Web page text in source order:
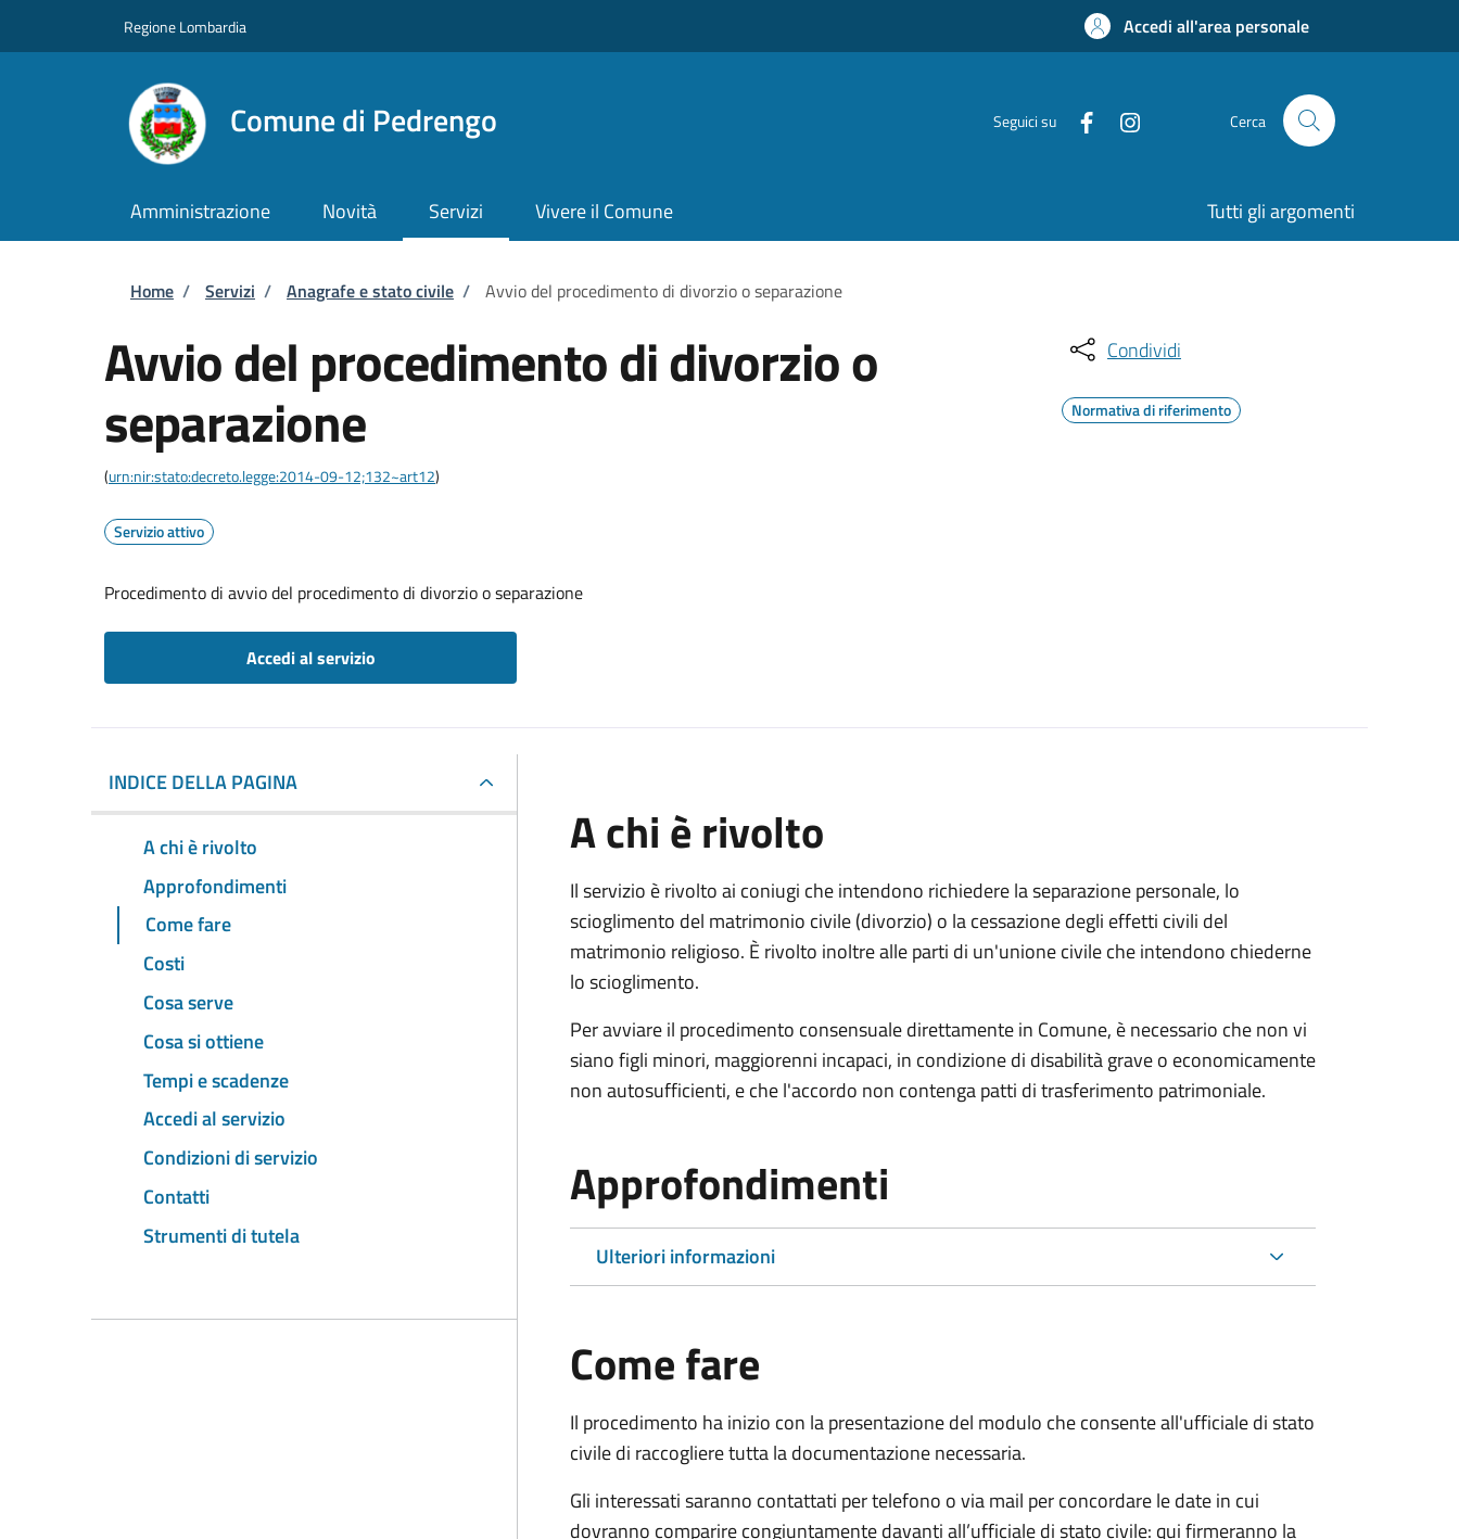
Regione Lombardia Accedi all'area personale
Comune di Pedrengo Seguici su Cerca
Amministrazione Novità Servizi Vivere il Comune Tutti gli argomenti
Briciole di pane
Home / Servizi / Anagrafe e stato civile / Avvio del procedimento di divorzio o separazione
Avvio del procedimento di divorzio o
separazione
(urn:nir:stato:decreto.legge:2014-09-12;132~art12)
Servizio attivo
Procedimento di avvio del procedimento di divorzio o separazione
Accedi al servizio
Condividi
Normativa di riferimento
INDICE DELLA PAGINA
A chi è rivolto
Approfondimenti
Come fare
Costi
Cosa serve
Cosa si ottiene
Tempi e scadenze
Accedi al servizio
Condizioni di servizio
Contatti
Strumenti di tutela
A chi è rivolto
Il servizio è rivolto ai coniugi che intendono richiedere la separazione personale, lo
scioglimento del matrimonio civile (divorzio) o la cessazione degli effetti civili del
matrimonio religioso. È rivolto inoltre alle parti di un'unione civile che intendono chiederne
lo scioglimento.
Per avviare il procedimento consensuale direttamente in Comune, è necessario che non vi
siano figli minori, maggiorenni incapaci, in condizione di disabilità grave o economicamente
non autosufficienti, e che l'accordo non contenga patti di trasferimento patrimoniale.
Approfondimenti
Ulteriori informazioni
Come fare
Il procedimento ha inizio con la presentazione del modulo che consente all'ufficiale di stato
civile di raccogliere tutta la documentazione necessaria.
Gli interessati saranno contattati per telefono o via mail per concordare le date in cui
dovranno comparire congiuntamente davanti all’ufficiale di stato civile: qui firmeranno la